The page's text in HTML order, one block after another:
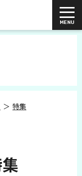
特集